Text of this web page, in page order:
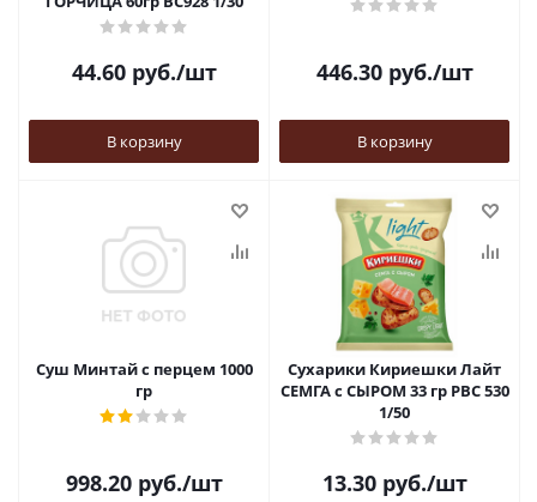
44.60руб./шт
В корзину
446.30руб./шт
В корзину
Суш Минтай с перцем 1000
гр
998.20руб./шт
Сухарики Кириешки Лайт
СЕМГА с СЫРОМ 33 гр РВС 530
1/50
13.30руб./шт